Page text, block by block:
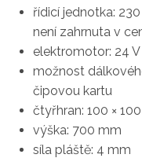
řídicí jednotka:
není zahrnuta v
elektromotor: 24 V
možnost
čipovou kartu
čtyřhran: 100 ×
výška: 700 mm
síla pláště: 4 mm